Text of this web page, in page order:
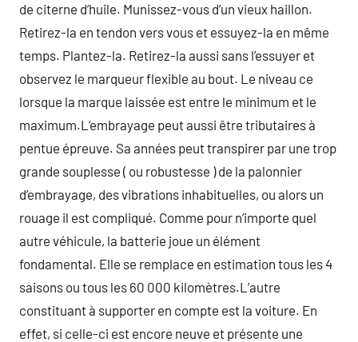
de citerne d’huile. Munissez-vous d’un vieux haillon.
Retirez-la en tendon vers vous et essuyez-la en même
temps. Plantez-la. Retirez-la aussi sans l’essuyer et
observez le marqueur flexible au bout. Le niveau ce
lorsque la marque laissée est entre le minimum et le
maximum.L’embrayage peut aussi être tributaires à
pentue épreuve. Sa années peut transpirer par une trop
grande souplesse ( ou robustesse ) de la palonnier
d’embrayage, des vibrations inhabituelles, ou alors un
rouage il est compliqué. Comme pour n’importe quel
autre véhicule, la batterie joue un élément
fondamental. Elle se remplace en estimation tous les 4
saisons ou tous les 60 000 kilomètres.L’autre
constituant à supporter en compte est la voiture. En
effet, si celle-ci est encore neuve et présente une